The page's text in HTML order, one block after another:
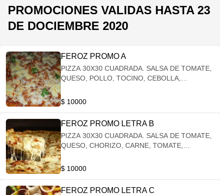
PROMOCIONES VALIDAS HASTA 23
DE DOCIEMBRE 2020
FEROZ PROMO A
PIZZA 30X30 CUADRADA. SALSA DE TOMATE,
QUESO, POLLO, TOCINO, CEBOLLA,
$ 10000
FEROZ PROMO LETRA B
PIZZA 30X30 CUADRADA. SALSA DE TOMATE,
QUESO, CHORIZO, CARNE, TOMATE,
$ 10000
FEROZ PROMO LETRA C